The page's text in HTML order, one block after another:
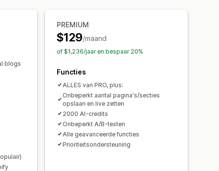
Importeren en exporteren
Globale secties
Aangepaste code Fragmenten
Mobiel responsief
Rapportage Analytics
Productaanbevelingen
Volumekortingen
optimalisatie Funnelprestaties
blogs
PREMIUM
$129/maand
of $1,236/jaar en bespaar 20%
Functies
ALLES van PRO, plus:
Onbeperkt aantal pagina's/secties
opslaan en live zetten
2000 AI-credits
Onbeperkt A/B-testen
Alle geavanceerde functies
Prioriteitsondersteuning